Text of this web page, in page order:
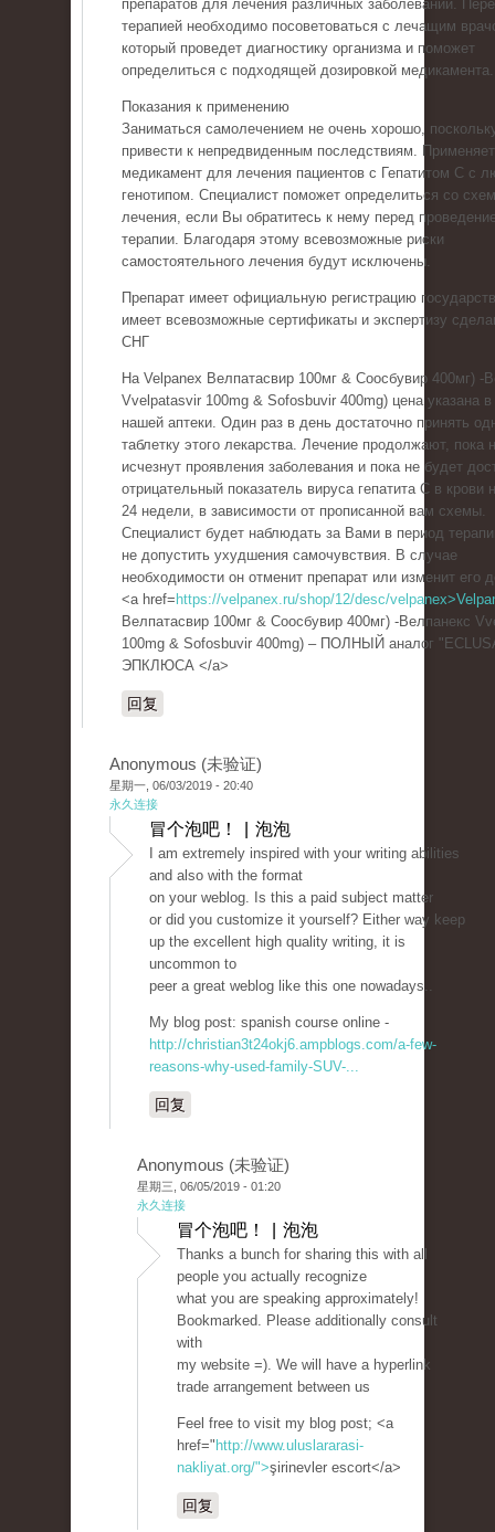
препаратов для лечения различных заболеваний.
терапией необходимо посоветоваться с лечащим
который проведет диагностику организма и поможет
определиться с подходящей дозировкой медикамента.
Показания к применению
Заниматься самолечением не очень хорошо,
привести к непредвиденным последствиям.
медикамент для лечения пациентов с Гепатитом С с
генотипом. Специалист поможет определиться со
лечения, если Вы обратитесь к нему перед
терапии. Благодаря этому всевозможные риски
самостоятельного лечения будут исключены.
Препарат имеет официальную регистрацию
имеет всевозможные сертификаты и экспертизу
СНГ
На Velpanex Велпатасвир 100мг & Соосбувир 400мг) -
Vvelpatasvir 100mg & Sofosbuvir 400mg) цена указана в
нашей аптеки. Один раз в день достаточно принять
таблетку этого лекарства. Лечение продолжают, пока
исчезнут проявления заболевания и пока не будет
отрицательный показатель вируса гепатита С в крови
24 недели, в зависимости от прописанной вам схемы.
Специалист будет наблюдать за Вами в период
не допустить ухудшения самочувствия. В случае
необходимости он отменит препарат или изменит его
<a href= https://velpanex.ru/shop/12/desc/
Велпатасвир 100мг & Соосбувир 400мг) -Велпанекс
100mg & Sofosbuvir 400mg) – ПОЛНЫЙ аналог
ЭПКЛЮСА </a>
回复
Anonymous (未验证)
星期一, 06/03/2019 - 20:40
永久连接
冒个泡吧！ | 泡泡
I am extremely inspired with your writing abilities
and also with the format
on your weblog. Is this a paid subject matter
or did you customize it yourself? Either way keep
up the excellent high quality writing, it is
uncommon to
peer a great weblog like this one nowadays..
My blog post: spanish course online -
http://christian3t24okj6.ampblogs.com/a-few-
reasons-why-used-family-SUV-...
回复
Anonymous (未验证)
星期三, 06/05/2019 - 01:20
永久连接
冒个泡吧！ | 泡泡
Thanks a bunch for sharing this with all
people you actually recognize
what you are speaking approximately!
Bookmarked. Please additionally consult
with
my website =). We will have a hyperlink
trade arrangement between us
Feel free to visit my blog post; <a
href=" http://www.uluslararasi-
nakliyat.org/">şirinevler escort</a>
回复